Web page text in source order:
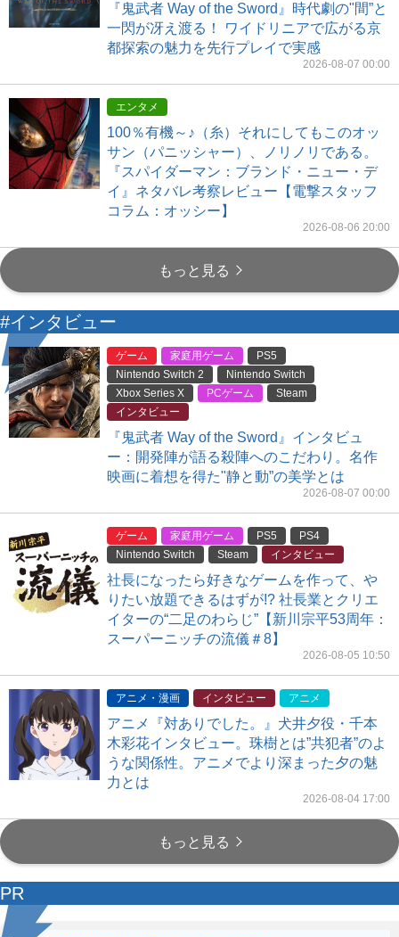
『鬼武者 Way of the Sword』時代劇の"間”と
一閃が冴え渡る！ ワイドリニアで広がる京
都探索の魅力を先行プレイで実感
2026-08-07 00:00
エンタメ
100％有機～♪（糸）それにしてもこのオッ
サン（パニッシャー）、ノリノリである。
『スパイダーマン：ブランド・ニュー・デ
イ』ネタバレ考察レビュー【電撃スタッフ
コラム：オッシー】
2026-08-06 20:00
もっと見る
#インタビュー
ゲーム 家庭用ゲーム
PS5
Nintendo Switch 2
Nintendo Switch
Xbox Series X
PCゲーム
Steam
インタビュー
『鬼武者 Way of the Sword』インタビュ
ー：開発陣が語る殺陣へのこだわり。名作
映画に着想を得た"静と動”の美学とは
2026-08-07 00:00
ゲーム 家庭用ゲーム PS5
PS4
Nintendo Switch
Steam インタビュー
社長になったら好きなゲームを作って、や
りたい放題できるはずが!? 社長業とクリエ
イターの“二足のわらじ”【新川宗平53周年：
スーパーニッチの流儀＃8】
2026-08-05 10:50
アニメ・漫画 インタビュー アニメ
アニメ『対ありでした。』犬井夕役・千本
木彩花インタビュー。珠樹とは”共犯者”のよ
うな関係性。アニメでより深まった夕の魅
力とは
2026-08-04 17:00
もっと見る
PR